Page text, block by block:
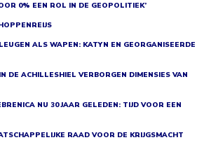
0% EEN ROL IN DE GEOPOLITIEK’
ALS WAPEN: KATYN EN GEORGANISEERDE
DE ACHILLESHIEL VERBORGEN DIMENSIES VAN
NU 30 JAAR GELEDEN: TIJD VOOR EEN
RAAD VOOR DE KRIJGSMACHT